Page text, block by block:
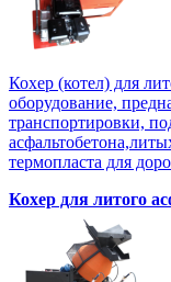
Кохер (котел) для
оборудование,
транспортировки,
термопласта для
Кохер для литого